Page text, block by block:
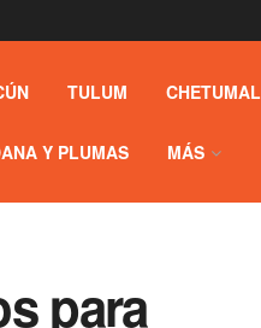
TULUM CHETUMAL
Y PLUMAS MÁS
para